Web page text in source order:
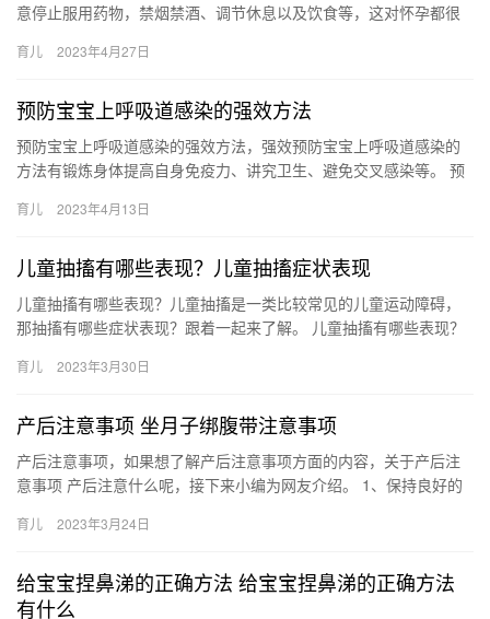
意停止服用药物，禁烟禁酒、调节休息以及饮食等，这对怀孕都很
康…
育儿 2023年4月27日
预防宝宝上呼吸道感染的强效方法
预防宝宝上呼吸道感染的强效方法，强效预防宝宝上呼吸道感染的
方法有锻炼身体提高自身免疫力、讲究卫生、避免交叉感染等。 预
究…
育儿 2023年4月13日
儿童抽搐有哪些表现？儿童抽搐症状表现
儿童抽搐有哪些表现？儿童抽搐是一类比较常见的儿童运动障碍，
那抽搐有哪些症状表现？跟着一起来了解。 儿童抽搐有哪些表现？
现…
育儿 2023年3月30日
产后注意事项 坐月子绑腹带注意事项
产后注意事项，如果想了解产后注意事项方面的内容，关于产后注
意事项 产后注意什么呢，接下来小编为网友介绍。 1、保持良好的
事…
育儿 2023年3月24日
给宝宝捏鼻涕的正确方法 给宝宝捏鼻涕的正确方法
有什么